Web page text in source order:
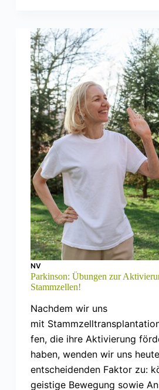
NV
Parkinson: Übungen zur
Stammzellen!
Nachdem wir uns
mit
fen, die ihre Aktivierung
haben, wenden wir uns
entscheidenden Faktor zu:
geistige Bewegung sowie